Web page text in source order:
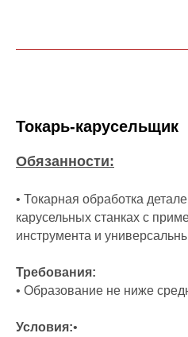
Токарь-карусельщик
Обязанности:
• Токарная обработка
карусельных станках с
инструмента и
Требования:
• Образование не ниже
Условия:•